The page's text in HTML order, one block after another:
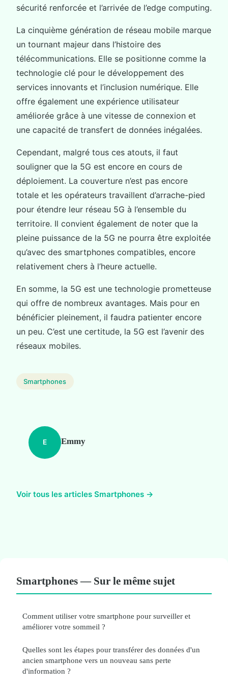
sécurité renforcée et l’arrivée de l’edge computing.
La cinquième génération de réseau mobile marque
un tournant majeur dans l’histoire des
télécommunications. Elle se positionne comme la
technologie clé pour le développement des
services innovants et l’inclusion numérique. Elle
offre également une expérience utilisateur
améliorée grâce à une vitesse de connexion et
une capacité de transfert de données inégalées.
Cependant, malgré tous ces atouts, il faut
souligner que la 5G est encore en cours de
déploiement. La couverture n’est pas encore
totale et les opérateurs travaillent d’arrache-pied
pour étendre leur réseau 5G à l’ensemble du
territoire. Il convient également de noter que la
pleine puissance de la 5G ne pourra être exploitée
qu’avec des smartphones compatibles, encore
relativement chers à l’heure actuelle.
En somme, la 5G est une technologie prometteuse
qui offre de nombreux avantages. Mais pour en
bénéficier pleinement, il faudra patienter encore
un peu. C’est une certitude, la 5G est l’avenir des
réseaux mobiles.
Smartphones
E Emmy
Voir tous les articles Smartphones →
Smartphones — Sur le même sujet
Comment utiliser votre smartphone pour surveiller et
améliorer votre sommeil ?
Quelles sont les étapes pour transférer des données d'un
ancien smartphone vers un nouveau sans perte
d'information ?